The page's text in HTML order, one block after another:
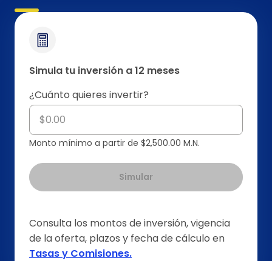
Simula tu inversión a 12 meses
¿Cuánto quieres invertir?
Monto mínimo a partir de $2,500.00 M.N.
Simular
Consulta los montos de inversión, vigencia
de la oferta, plazos y fecha de cálculo en
Tasas y Comisiones.